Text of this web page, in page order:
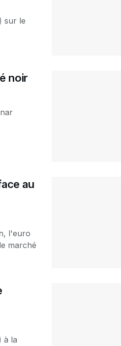
sur le
noir
au
l'euro
marché
à la